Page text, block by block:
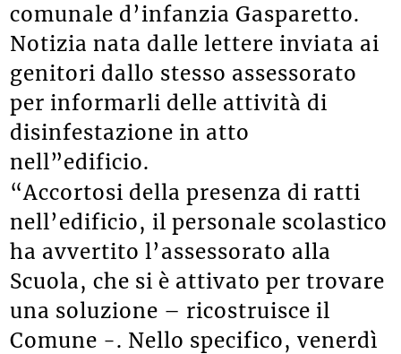
comunale d’infanzia Gasparetto.
Notizia nata dalle lettere inviata ai
genitori dallo stesso assessorato
per informarli delle attività di
disinfestazione in atto
nell”edificio.
“Accortosi della presenza di ratti
nell’edificio, il personale scolastico
ha avvertito l’assessorato alla
Scuola, che si è attivato per trovare
una soluzione – ricostruisce il
Comune -. Nello specifico, venerdì